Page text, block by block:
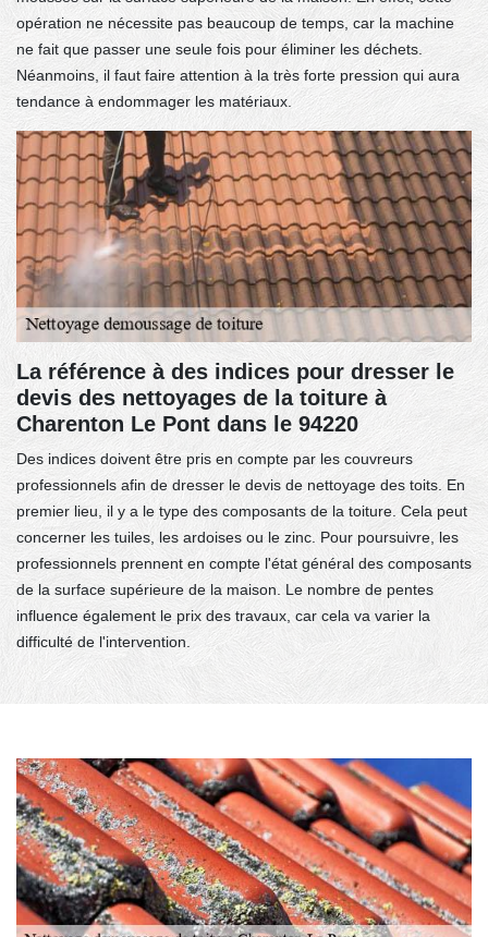
opération ne nécessite pas beaucoup de temps, car la machine
ne fait que passer une seule fois pour éliminer les déchets.
Néanmoins, il faut faire attention à la très forte pression qui aura
tendance à endommager les matériaux.
La référence à des indices pour dresser le
devis des nettoyages de la toiture à
Charenton Le Pont dans le 94220
Des indices doivent être pris en compte par les couvreurs
professionnels afin de dresser le devis de nettoyage des toits. En
premier lieu, il y a le type des composants de la toiture. Cela peut
concerner les tuiles, les ardoises ou le zinc. Pour poursuivre, les
professionnels prennent en compte l'état général des composants
de la surface supérieure de la maison. Le nombre de pentes
influence également le prix des travaux, car cela va varier la
difficulté de l'intervention.